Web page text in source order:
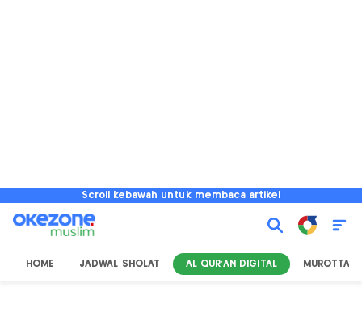
Scroll kebawah untuk membaca artikel
HOME JADWAL SHOLAT AL QUR'AN DIGITAL MUROTTAL